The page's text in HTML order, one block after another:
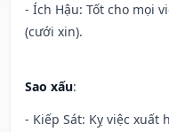
- Ích Hậu: Tốt cho mọi
(cưới xin).
Sao xấu:
- Kiếp Sát: Kỵ việc